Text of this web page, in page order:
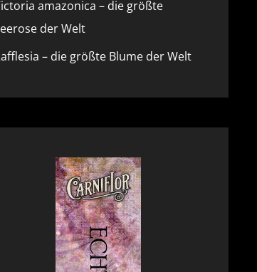
amazonica – die größte
der Welt
– die größte Blume der Welt